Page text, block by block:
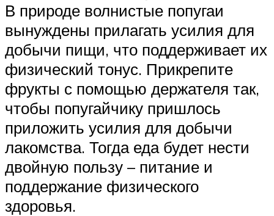
В природе волнистые попугаи
вынуждены прилагать усилия для
добычи пищи, что поддерживает их
физический тонус. Прикрепите
фрукты с помощью держателя так,
чтобы попугайчику пришлось
приложить усилия для добычи
лакомства. Тогда еда будет нести
двойную пользу – питание и
поддержание физического
здоровья.